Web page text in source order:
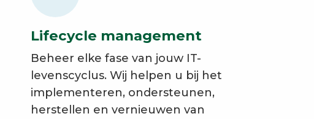
Lifecycle management
Beheer elke fase van jouw IT-
levenscyclus. Wij helpen u bij het
implementeren, ondersteunen,
herstellen en vernieuwen van